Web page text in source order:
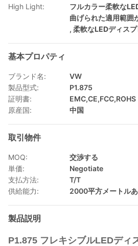
High Light:
フルカラー柔軟な
曲げられた適用範囲
, 柔軟なLEDディス
基本プロパティ
ブランド名:
VW
製品型式:
P1.875
証明書:
EMC,CE,FCC,ROHS
原産国:
中国
取引物件
MOQ:
交渉する
単価:
Negotiate
支払方法:
T/T
供給能力:
2000平方メートルあ
製品説明
P1.875 フレキシブルLEDディ